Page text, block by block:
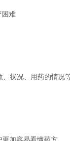
困难
状况、用药的情况
更加容易看懂药方